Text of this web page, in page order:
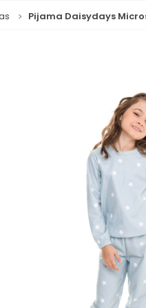
Pijama Daisydays